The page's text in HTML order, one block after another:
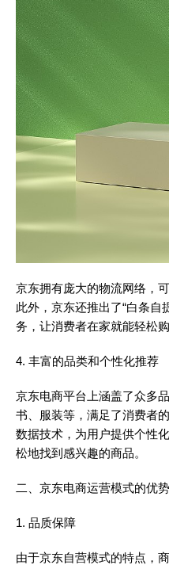
京东拥有庞大的物流网络，
此外，京东还推出了“白条自
务，让消费者在家就能轻松购
4. 丰富的品类和个性化推荐
京东电商平台上涵盖了众多
书、服装等，满足了消费者
数据技术，为用户提供个性
松地找到感兴趣的商品。
二、京东电商运营模式的优势
1. 品质保障
由于京东自营模式的特点，